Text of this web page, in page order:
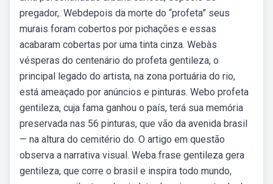
pregador,. Webdepois da morte do “profeta” seus
murais foram cobertos por pichações e essas
acabaram cobertas por uma tinta cinza. Webàs
vésperas do centenário do profeta gentileza, o
principal legado do artista, na zona portuária do rio,
está ameaçado por anúncios e pinturas. Webo profeta
gentileza, cuja fama ganhou o país, terá sua memória
preservada nas 56 pinturas, que vão da avenida brasil
— na altura do cemitério do. O artigo em questão
observa a narrativa visual. Weba frase gentileza gera
gentileza, que corre o brasil e inspira todo mundo,